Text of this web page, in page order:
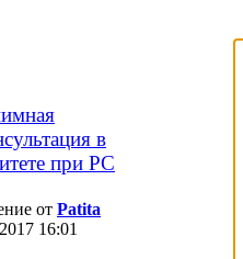
в
при РС
от Patita
16:01